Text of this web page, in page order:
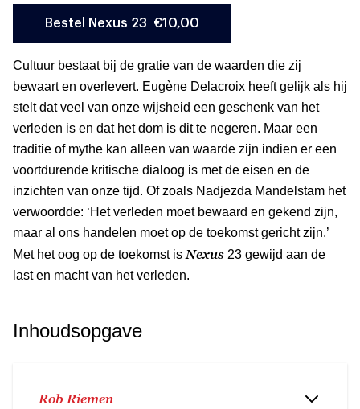
Cultuur bestaat bij de gratie van de waarden die zij
bewaart en overlevert. Eugène Delacroix heeft gelijk als hij
stelt dat veel van onze wijsheid een geschenk van het
verleden is en dat het dom is dit te negeren. Maar een
traditie of mythe kan alleen van waarde zijn indien er een
voortdurende kritische dialoog is met de eisen en de
inzichten van onze tijd. Of zoals Nadjezda Mandelstam het
verwoordde: ‘Het verleden moet bewaard en gekend zijn,
maar al ons handelen moet op de toekomst gericht zijn.’
Met het oog op de toekomst is Nexus 23 gewijd aan de
last en macht van het verleden.
Inhoudsopgave
Rob Riemen